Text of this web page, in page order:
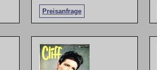
Preisanfrage